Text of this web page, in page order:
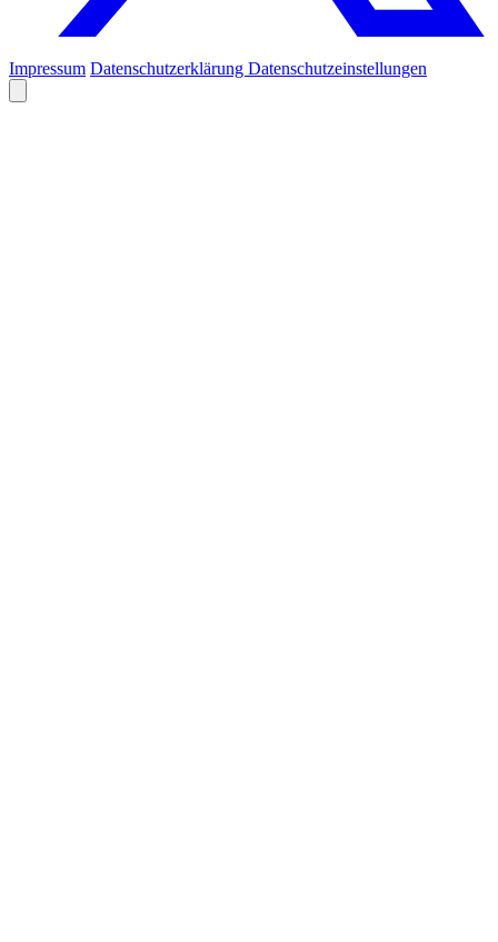
Impressum Datenschutzerklärung Datenschutzeinstellungen